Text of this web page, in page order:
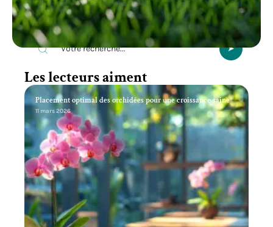
Recherche
Les lecteurs aiment
Placement optimal des orchidées pour une croissance saine
11 mars 2026